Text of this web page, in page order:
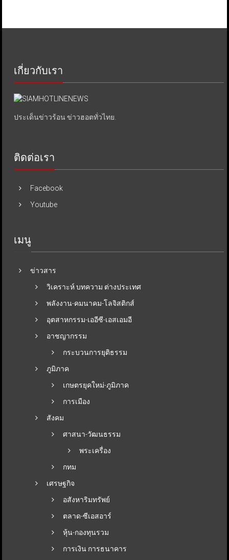
เกี่ยวกับเรา
ประเด็นข่าวร้อน ข่าวฮอตทั่วไทย.
ติดต่อเรา
Facebook
Youtube
เมนู
ข่าวสาร
วิเคราะห์ บทความ ต่างประเทศ
พลังงาน-คมนาคม-โลจิสติกส์
อุตสาหกรรม-เออีซี-เอสเอมอี
อาชญากรรม
กระบวนการยุติธรรม
ภูมิภาค
เกษตรยุคใหม่-ภูมิภาค
การเมือง
สังคม
ศาสนา-วัฒนธรรม
พระเครื่อง
กทม
เศรษฐกิจ
อสังหาริมทรัพย์
ตลาด-ซีเอสอาร์
หุ้น-กองทุนรวม
การเงิน การธนาคาร